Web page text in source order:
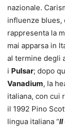
nazionale.
influenze blues,
rappresenta la
mai apparsa in
al termine degli
i Pulsar; dopo
Vanadium, la
italiana, con cui
il 1992 Pino
lingua italiana “Il